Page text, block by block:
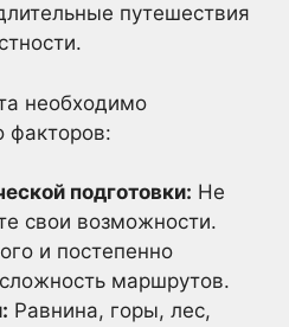
путешествия
необходимо
факторов:
подготовки: Не
свои возможности.
и постепенно
маршрутов.
Равнина, горы, лес,